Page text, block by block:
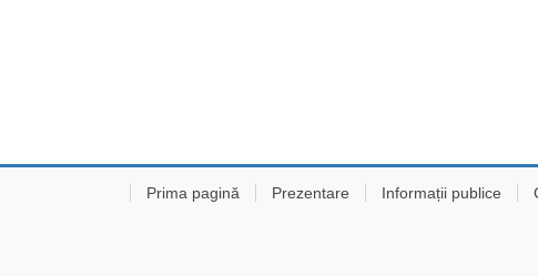
Prima pagină Prezentare Informații publice